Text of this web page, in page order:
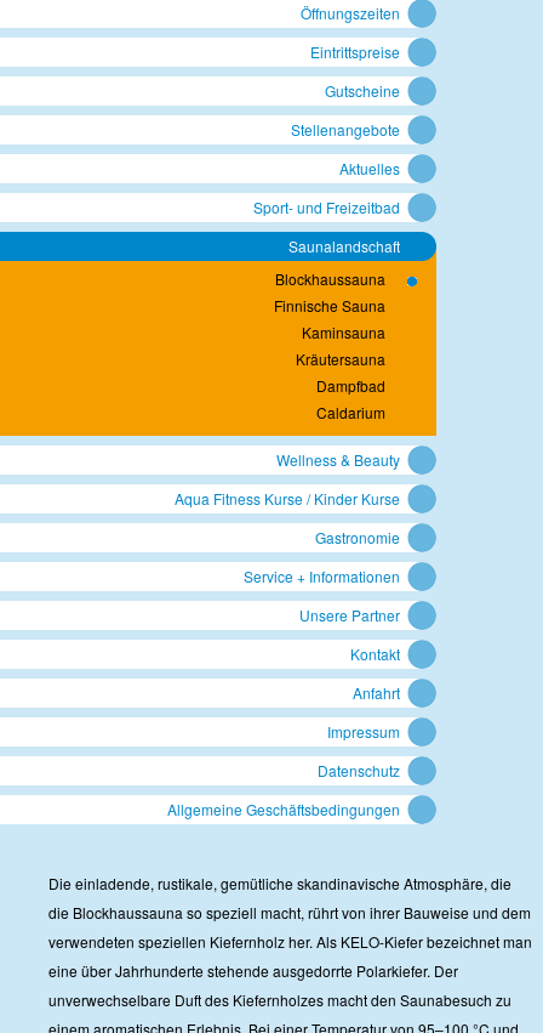
Öffnungszeiten
Eintrittspreise
Gutscheine
Stellenangebote
Aktuelles
Sport- und Freizeitbad
Saunalandschaft
Blockhaussauna
Finnische Sauna
Kaminsauna
Kräutersauna
Dampfbad
Caldarium
Wellness & Beauty
Aqua Fitness Kurse / Kinder Kurse
Gastronomie
Service + Informationen
Unsere Partner
Kontakt
Anfahrt
Impressum
Datenschutz
Allgemeine Geschäftsbedingungen
Die einladende, rustikale, gemütliche skandinavische Atmosphäre, die
die Blockhaussauna so speziell macht, rührt von ihrer Bauweise und dem
verwendeten speziellen Kiefernholz her. Als KELO-Kiefer bezeichnet man
eine über Jahrhunderte stehende ausgedorrte Polarkiefer. Der
unverwechselbare Duft des Kiefernholzes macht den Saunabesuch zu
einem aromatischen Erlebnis. Bei einer Temperatur von 95–100 °C und